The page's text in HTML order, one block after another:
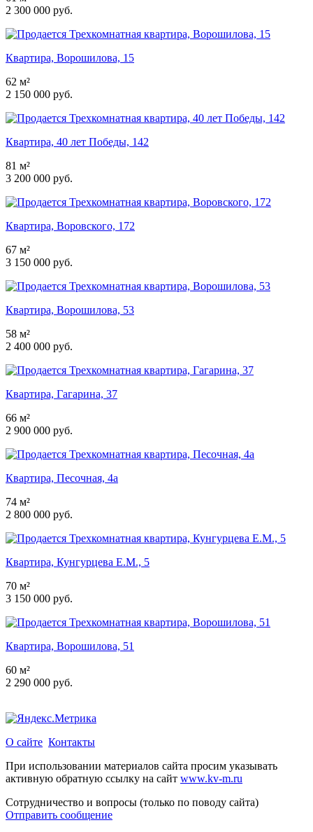
2 300 000 руб.
Квартира, Ворошилова, 15
62 м²
2 150 000 руб.
Квартира, 40 лет Победы, 142
81 м²
3 200 000 руб.
Квартира, Воровского, 172
67 м²
3 150 000 руб.
Квартира, Ворошилова, 53
58 м²
2 400 000 руб.
Квартира, Гагарина, 37
66 м²
2 900 000 руб.
Квартира, Песочная, 4а
74 м²
2 800 000 руб.
Квартира, Кунгурцева Е.М., 5
70 м²
3 150 000 руб.
Квартира, Ворошилова, 51
60 м²
2 290 000 руб.
О сайте Контакты
При использовании материалов сайта просим указывать
активную обратную ссылку на сайт www.kv-m.ru
Сотрудничество и вопросы (только по поводу сайта)
Отправить сообщение